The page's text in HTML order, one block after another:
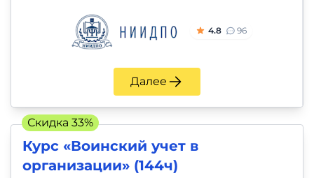
4.8 96
Далее
Курс «Воинский учет в
организации» (144ч)
Скидка 33%